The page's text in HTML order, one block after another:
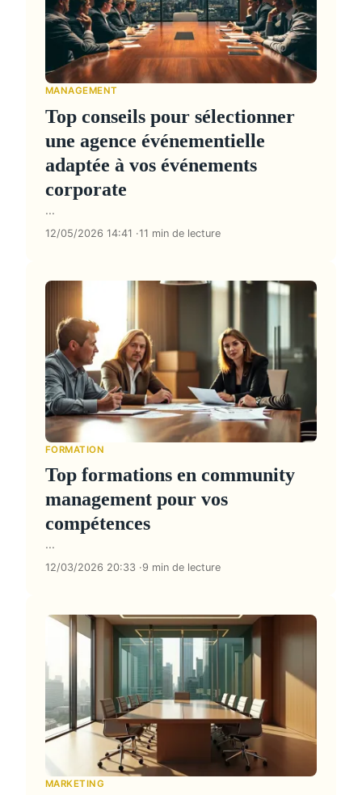
MANAGEMENT
Top conseils pour sélectionner
une agence événementielle
adaptée à vos événements
corporate
...
12/05/2026 14:41 11 min de lecture
FORMATION
Top formations en community
management pour vos
compétences
...
12/03/2026 20:33 9 min de lecture
MARKETING